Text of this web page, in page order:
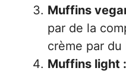
Muffins
par de la
crème par
Muffins light :